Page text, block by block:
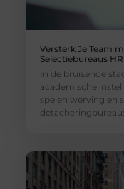
Versterk Je Team
Selectiebureaus
In de bruisende
academische
spelen werving en